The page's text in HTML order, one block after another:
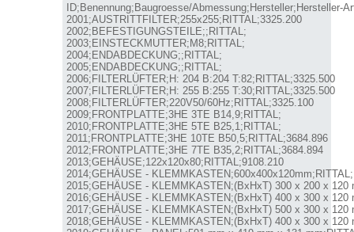
ID;Benennung;Baugroesse/Abmessung;Hersteller;Hersteller-
2001;AUSTRITTFILTER;255x255;RITTAL;3325.200
2002;BEFESTIGUNGSTEILE;;RITTAL;
2003;EINSTECKMUTTER;M8;RITTAL;
2004;ENDABDECKUNG;;RITTAL;
2005;ENDABDECKUNG;;RITTAL;
2006;FILTERLÜFTER;H: 204 B:204 T:82;RITTAL;3325.500
2007;FILTERLÜFTER;H: 255 B:255 T:30;RITTAL;3325.500
2008;FILTERLÜFTER;220V50/60Hz;RITTAL;3325.100
2009;FRONTPLATTE;3HE 3TE B14,9;RITTAL;
2010;FRONTPLATTE;3HE 5TE B25,1;RITTAL;
2011;FRONTPLATTE;3HE 10TE B50,5;RITTAL;3684.896
2012;FRONTPLATTE;3HE 7TE B35,2;RITTAL;3684.894
2013;GEHÄUSE;122x120x80;RITTAL;9108.210
2014;GEHÄUSE -
2015;GEHÄUSE - KLEMMKASTEN;(BxHxT) 300 x 200 x 120
2016;GEHÄUSE - KLEMMKASTEN;(BxHxT) 400 x 300 x 120
2017;GEHÄUSE - KLEMMKASTEN;(BxHxT) 500 x 300 x 120
2018;GEHÄUSE - KLEMMKASTEN;(BxHxT) 400 x 300 x 120